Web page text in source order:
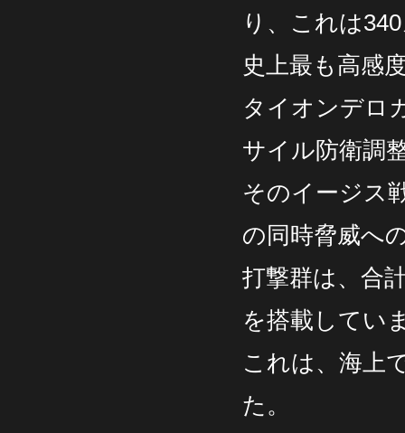
り、これは
史上最も高感
タイオンデロ
サイル防衛調
そのイージス
の同時脅威へ
打撃群は、合
を搭載してい
これは、海上
た。